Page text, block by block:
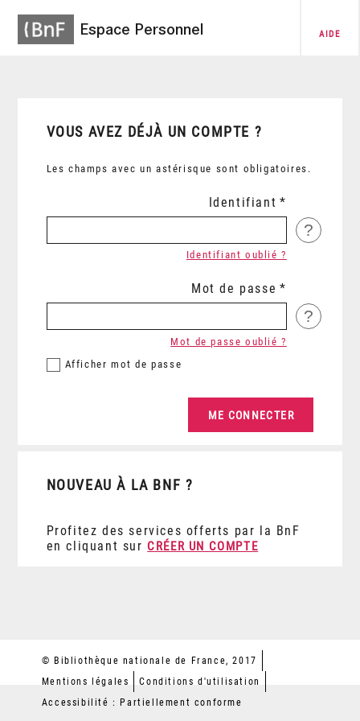
Espace Personnel AIDE
VOUS AVEZ DÉJÀ UN COMPTE ?
Les champs avec un astérisque sont obligatoires.
Identifiant
?
Identifiant oublié ?
Mot de passe
?
Afficher mot de passe
Mot de passe oublié ?
NOUVEAU À LA BNF ?
Profitez des services offerts par la BnF
en cliquant sur CRÉER UN COMPTE
© Bibliothèque nationale de France, 2017
Mentions légales
Conditions d'utilisation
Accessibilité : Partiellement conforme